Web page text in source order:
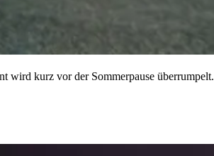
wird kurz vor der Sommerpause überrumpelt.